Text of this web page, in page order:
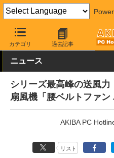
カテゴリ 過去記事
AKIBA PC Hotline! 白物家電
ニュース
シリーズ最高峰の送風
扇風機「腰ベルトファン
AKIBA PC
リスト